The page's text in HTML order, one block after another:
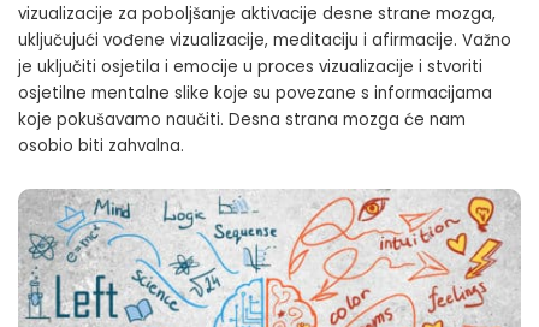
vizualizacije za poboljšanje aktivacije desne strane mozga,
uključujući vođene vizualizacije, meditaciju i afirmacije. Važno
je uključiti osjetila i emocije u proces vizualizacije i stvoriti
osjetilne mentalne slike koje su povezane s informacijama
koje pokušavamo naučiti. Desna strana mozga će nam
osobio biti zahvalna.